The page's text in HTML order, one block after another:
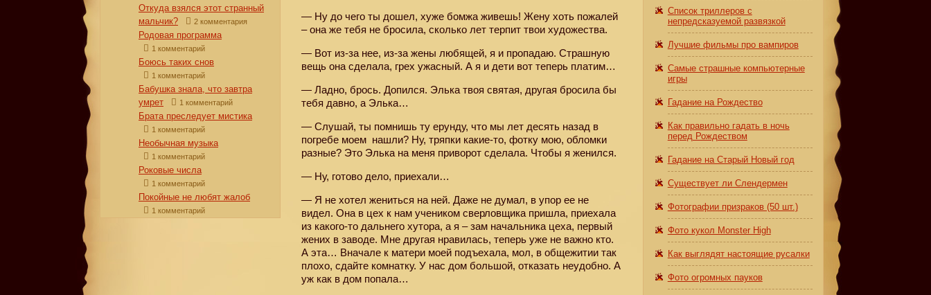
— Ну до чего ты дошел, хуже бомжа живешь! Жену хоть пожалей
– она же тебя не бросила, сколько лет терпит твои художества.
— Вот из-за нее, из-за жены любящей, я и пропадаю. Страшную
вещь она сделала, грех ужасный. А я и дети вот теперь платим…
— Ладно, брось. Допился. Элька твоя святая, другая бросила бы
тебя давно, а Элька…
— Слушай, ты помнишь ту ерунду, что мы лет десять назад в
погребе моем нашли? Ну, тряпки какие-то, фотку мою, обломки
разные? Это Элька на меня приворот сделала. Чтобы я женился.
— Ну, готово дело, приехали…
— Я не хотел жениться на ней. Даже не думал, в упор ее не
видел. Она в цех к нам учеником сверловщика пришла, приехала
из какого-то дальнего хутора, а я – зам начальника цеха, первый
жених в заводе. Мне другая нравилась, теперь уже не важно кто.
А эта… Вначале к матери моей подъехала, мол, в общежитии так
плохо, сдайте комнатку. У нас дом большой, отказать неудобно. А
уж как в дом попала…
Откуда взялся этот странный
мальчик?
2 комментария
Родовая программа
1 комментарий
Боюсь таких снов
1 комментарий
Бабушка знала, что завтра
умрет
1 комментарий
Брата преследует мистика
1 комментарий
Необычная музыка
1 комментарий
Роковые числа
1 комментарий
Покойные не любят жалоб
1 комментарий
Список триллеров с
непредсказуемой развязкой
Лучшие фильмы про вампиров
Самые страшные компьютерные
игры
Гадание на Рождество
Как правильно гадать в ночь
перед Рождеством
Гадание на Старый Новый год
Существует ли Слендермен
Фотографии призраков (50 шт.)
Фото кукол Monster High
Как выглядят настоящие русалки
Фото огромных пауков